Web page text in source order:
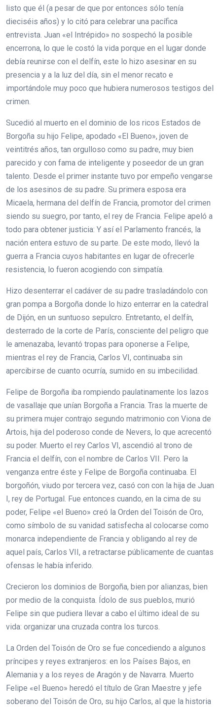
listo que él (a pesar de que por entonces sólo tenía
dieciséis años) y lo citó para celebrar una pacífica
entrevista. Juan «el Intrépido» no sospechó la posible
encerrona, lo que le costó la vida porque en el lugar donde
debía reunirse con el delfín, este lo hizo asesinar en su
presencia y a la luz del día, sin el menor recato e
importándole muy poco que hubiera numerosos testigos del
crimen.
Sucedió al muerto en el dominio de los ricos Estados de
Borgoña su hijo Felipe, apodado «El Bueno», joven de
veintitrés años, tan orgulloso como su padre, muy bien
parecido y con fama de inteligente y poseedor de un gran
talento. Desde el primer instante tuvo por empeño vengarse
de los asesinos de su padre. Su primera esposa era
Micaela, hermana del delfín de Francia, promotor del crimen
siendo su suegro, por tanto, el rey de Francia. Felipe apeló a
todo para obtener justicia: Y así el Parlamento francés, la
nación entera estuvo de su parte. De este modo, llevó la
guerra a Francia cuyos habitantes en lugar de ofrecerle
resistencia, lo fueron acogiendo con simpatía.
Hizo desenterrar el cadáver de su padre trasladándolo con
gran pompa a Borgoña donde lo hizo enterrar en la catedral
de Dijón, en un suntuoso sepulcro. Entretanto, el delfín,
desterrado de la corte de París, consciente del peligro que
le amenazaba, levantó tropas para oponerse a Felipe,
mientras el rey de Francia, Carlos VI, continuaba sin
apercibirse de cuanto ocurría, sumido en su imbecilidad.
Felipe de Borgoña iba rompiendo paulatinamente los lazos
de vasallaje que unían Borgoña a Francia. Tras la muerte de
su primera mujer contrajo segundo matrimonio con Viona de
Artois, hija del poderoso conde de Nevers, lo que acrecentó
su poder. Muerto el rey Carlos VI, ascendió al trono de
Francia el delfín, con el nombre de Carlos VII. Pero la
venganza entre éste y Felipe de Borgoña continuaba. El
borgoñón, viudo por tercera vez, casó con con la hija de Juan
I, rey de Portugal. Fue entonces cuando, en la cima de su
poder, Felipe «el Bueno» creó la Orden del Toisón de Oro,
como símbolo de su vanidad satisfecha al colocarse como
monarca independiente de Francia y obligando al rey de
aquel país, Carlos VII, a retractarse públicamente de cuantas
ofensas le había inferido.
Crecieron los dominios de Borgoña, bien por alianzas, bien
por medio de la conquista. Ídolo de sus pueblos, murió
Felipe sin que pudiera llevar a cabo el último ideal de su
vida: organizar una cruzada contra los turcos.
La Orden del Toisón de Oro se fue concediendo a algunos
príncipes y reyes extranjeros: en los Países Bajos, en
Alemania y a los reyes de Aragón y de Navarra. Muerto
Felipe «el Bueno» heredó el título de Gran Maestre y jefe
soberano del Toisón de Oro, su hijo Carlos, al que la historia